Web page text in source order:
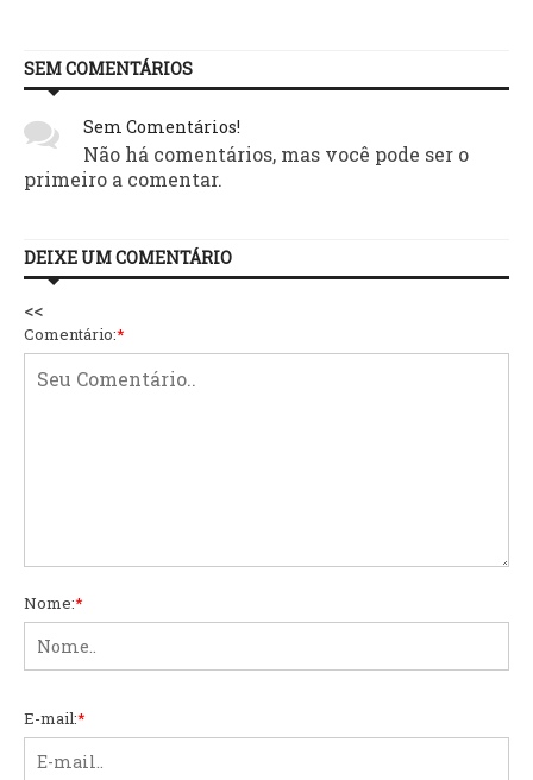
SEM COMENTÁRIOS
Sem Comentários!
Não há comentários, mas você pode ser o
primeiro a comentar.
DEIXE UM COMENTÁRIO
<<
Comentário:*
Nome:*
E-mail:*